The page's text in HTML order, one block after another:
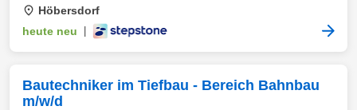
Höbersdorf
heute neu
Bautechniker im Tiefbau - Bereich Bahnbau
m/w/d